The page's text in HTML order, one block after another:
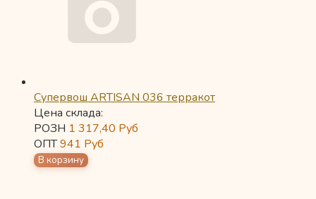
Супервош ARTISAN 036 терракот
Цена склада:
РОЗН 1 317,40 Руб
ОПТ941 Руб